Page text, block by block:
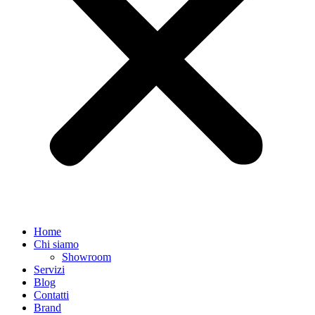
Home
Chi siamo
Showroom
Servizi
Blog
Contatti
Brand